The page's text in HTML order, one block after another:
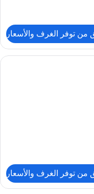
من توفر الغرف والأسعار
الغرفة ومكتب وستائر تعتيم
من توفر الغرف والأسعار